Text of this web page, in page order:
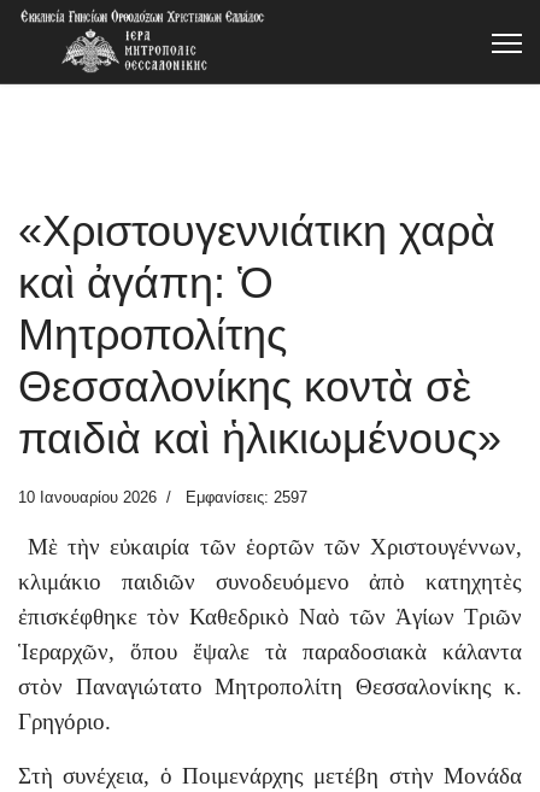
«Χριστουγεννιάτικη χαρὰ
καὶ ἀγάπη: Ὁ
Μητροπολίτης
Θεσσαλονίκης κοντὰ σὲ
παιδιὰ καὶ ἡλικιωμένους»
10 Ιανουαρίου 2026 Εμφανίσεις: 2597
Μὲ τὴν εὐκαιρία τῶν ἑορτῶν τῶν Χριστουγέννων,
κλιμάκιο παιδιῶν συνοδευόμενο ἀπὸ κατηχητὲς
ἐπισκέφθηκε τὸν Καθεδρικὸ Ναὸ τῶν Ἁγίων Τριῶν
Ἱεραρχῶν, ὅπου ἔψαλε τὰ παραδοσιακὰ κάλαντα
στὸν Παναγιώτατο Μητροπολίτη Θεσσαλονίκης κ.
Γρηγόριο.
Στὴ συνέχεια, ὁ Ποιμενάρχης μετέβη στὴν Μονάδα